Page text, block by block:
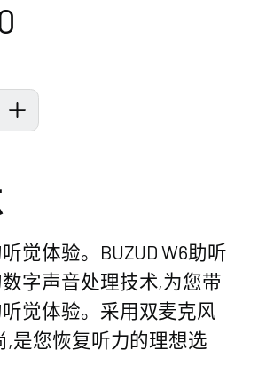
觉体验。BUZUD W6助听
字声音处理技术,为您带
觉体验。采用双麦克风
,是您恢复听力的理想选